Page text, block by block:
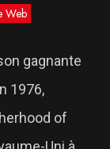
Web
gagnante
1976,
of